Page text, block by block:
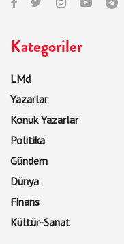
Kategoriler
LMd
Yazarlar
Konuk Yazarlar
Politika
Gündem
Dünya
Finans
Kültür-Sanat